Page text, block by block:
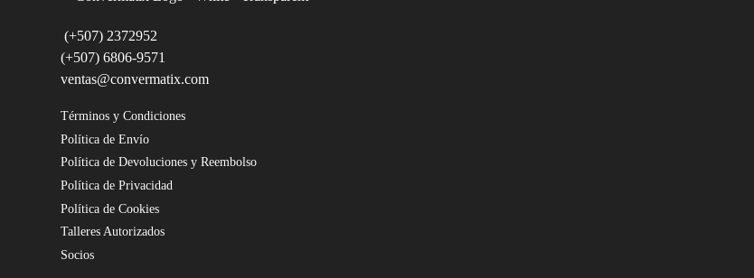
(+507) 2372952
(+507) 6806-9571
ventas@convermatix.com
Términos y Condiciones
Política de Envío
Política de Devoluciones y Reembolso
Política de Privacidad
Política de Cookies
Talleres Autorizados
Socios